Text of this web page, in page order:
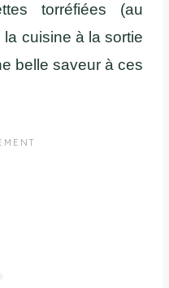
torréfiées (au
cuisine à la sortie
belle saveur à ces